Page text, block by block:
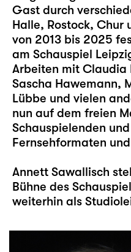
Gast durch
Halle, Rostock, Chur
von 2013 bis 2025
am Schauspiel
Arbeiten mit Claudia
Sascha Hawemann,
Lübbe und vielen
nun auf dem freien
Schauspielenden
Fernsehformaten
Annett Sawallisch
Bühne des
weiterhin als